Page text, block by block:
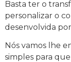
Basta ter o
personalizar o
desenvolvida
Nós vamos lhe
simples para